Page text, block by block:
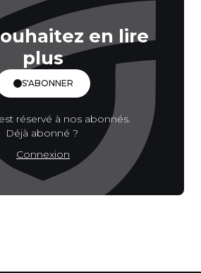
en lire
plus
S'ABONNER
réservé à nos abonnés.
Déjà abonné ?
Connexion